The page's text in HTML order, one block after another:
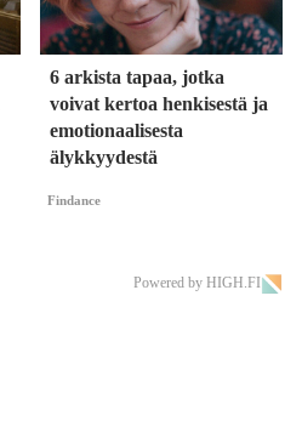
6 arkista tapaa, jotka
voivat kertoa henkisestä ja
emotionaalisesta
älykkyydestä
Findance
Powered by HIGH.FI